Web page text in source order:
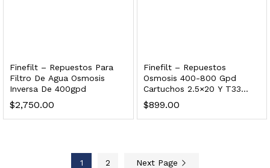
Finefilt – Repuestos Para
Filtro De Agua Osmosis
Inversa De 400gpd
$2,750.00
Finefilt – Repuestos
Osmosis 400-800 Gpd
Cartuchos 2.5×20 Y T33
Grande
$899.00
1 2 Next Page
Bebedero de pared con llenador de botellas, botón mecánico, enfriamiento y filtración Welltek WT-WFSDF-30AMM